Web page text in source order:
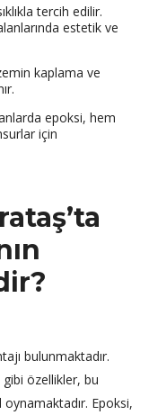
tercih edilir.
estetik ve
kaplama ve
epoksi, hem
için
bulunmaktadır.
gibi özellikler, bu
Epoksi,